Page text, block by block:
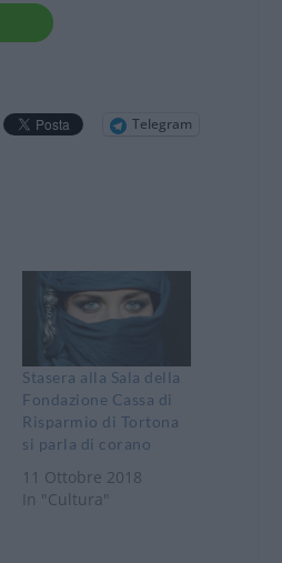
Telegram
Stasera alla Sala della
Fondazione Cassa di
Risparmio di Tortona
si parla di corano
11 Ottobre 2018
In "Cultura"